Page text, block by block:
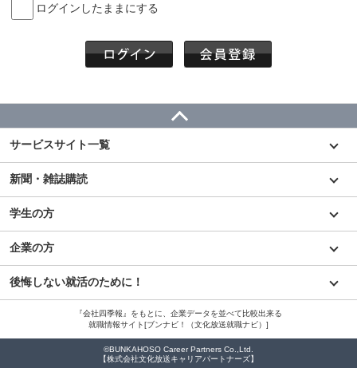
ログインしたままにする
サービスサイト一覧
新聞・雑誌購読
学生の方
企業の方
後悔しない就活のために！
『会社四季報』をもとに、企業データを並べて比較出来る
就職情報サイト[ブンナビ！（文化放送就職ナビ）]
©BUNKAHOSO Career Partners Co.,Ltd.
【株式会社文化放送キャリアパートナーズ】